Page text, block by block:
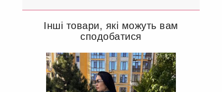
Інші товари, які можуть вам
сподобатися